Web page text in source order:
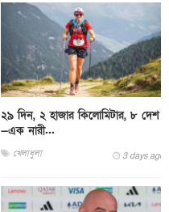
২৯ দিন, ২ হাজার কিলোমিটার, ৮ দেশ
—এক নারী...
খেলাধুলা 3 days ago